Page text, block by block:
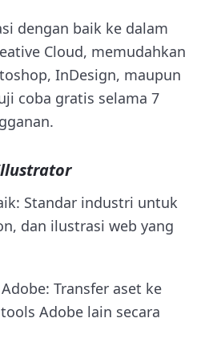
dengan baik ke dalam
Cloud, memudahkan
InDesign, maupun
coba gratis selama 7
Standar industri untuk
dan ilustrasi web yang
Transfer aset ke
Adobe lain secara